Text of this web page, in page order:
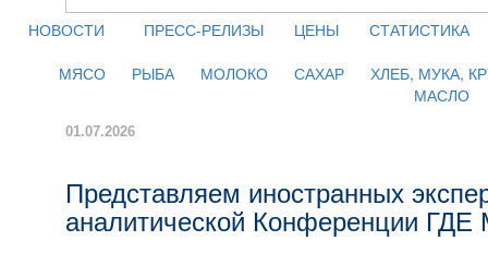
НОВОСТИ ПРЕСС-РЕЛИЗЫ ЦЕНЫ
СТАТИСТИКА
МЯСО
РЫБА МОЛОКО САХАР
ХЛЕБ, МУКА,
МАСЛО
01.07.2026
Представляем иностранных
аналитической Конференции